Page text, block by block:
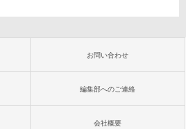
お問い合わせ
編集部へのご連絡
会社概要